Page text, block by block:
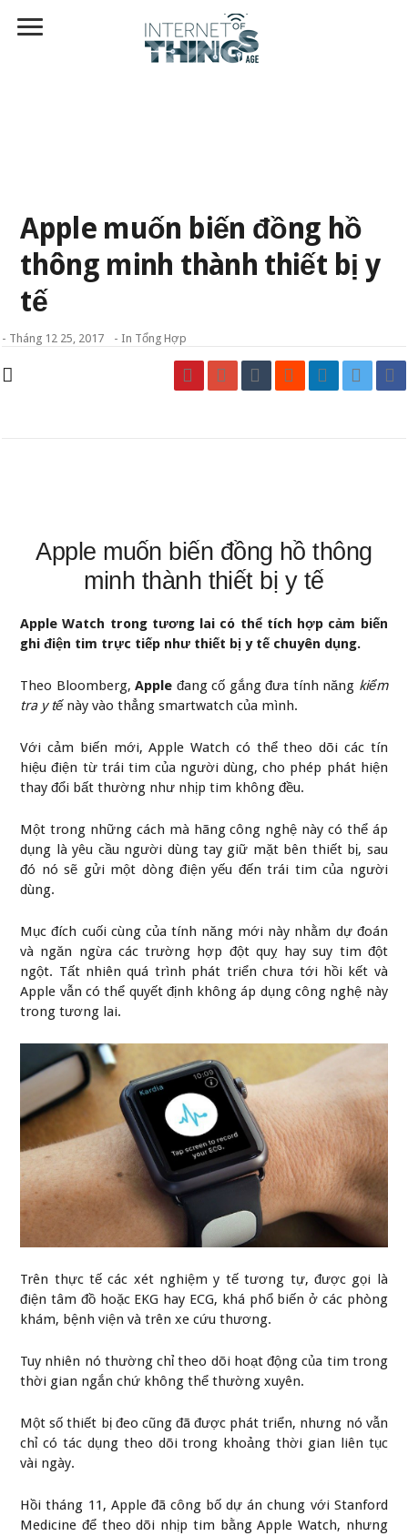
Apple muốn biến đồng hồ
thông minh thành thiết bị y
tế
- Tháng 12 25, 2017 - In Tổng Hợp
Apple muốn biến đồng hồ thông
minh thành thiết bị y tế
Apple Watch trong tương lai có thể tích hợp cảm biến
ghi điện tim trực tiếp như thiết bị y tế chuyên dụng.
Theo Bloomberg,Apple đang cố gắng đưa tính năng kiểm
tra y tếnày vào thẳng smartwatch của mình.
Với cảm biến mới, Apple Watch có thể theo dõi các tín
hiệu điện từ trái tim của người dùng, cho phép phát hiện
thay đổi bất thường như nhịp tim không đều.
Một trong những cách mà hãng công nghệ này có thể áp
dụng là yêu cầu người dùng tay giữ mặt bên thiết bị, sau
đó nó sẽ gửi một dòng điện yếu đến trái tim của người
dùng.
Mục đích cuối cùng của tính năng mới này nhằm dự đoán
và ngăn ngừa các trường hợp đột quỵ hay suy tim đột
ngột. Tất nhiên quá trình phát triển chưa tới hồi kết và
Apple vẫn có thể quyết định không áp dụng công nghệ này
trong tương lai.
Trên thực tế các xét nghiệm y tế tương tự, được gọi là
điện tâm đồ hoặc EKG hay ECG, khá phổ biến ở các phòng
khám, bệnh viện và trên xe cứu thương.
Tuy nhiên nó thường chỉ theo dõi hoạt động của tim trong
thời gian ngắn chứ không thể thường xuyên.
Một số thiết bị đeo cũng đã được phát triển, nhưng nó vẫn
chỉ có tác dụng theo dõi trong khoảng thời gian liên tục
vài ngày.
Hồi tháng 11, Apple đã công bố dự án chung với Stanford
Medicine để theo dõi nhịp tim bằng Apple Watch, nhưng